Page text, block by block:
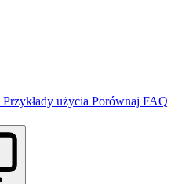
Przykłady użycia Porównaj FAQ